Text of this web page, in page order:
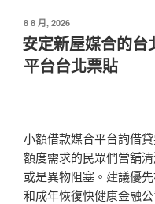
發
佈
於
8 8 月, 2026
安定新屋媒合的
平台台北票貼
小額借款媒合平台詢借
額度需求的民眾們當舖
或是異物阻塞。建議優
和成年恢復快健康金融